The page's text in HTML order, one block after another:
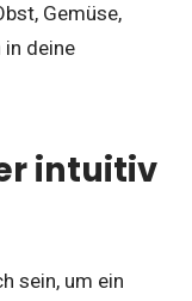
Gemüse,
deine
intuitiv
sein, um ein